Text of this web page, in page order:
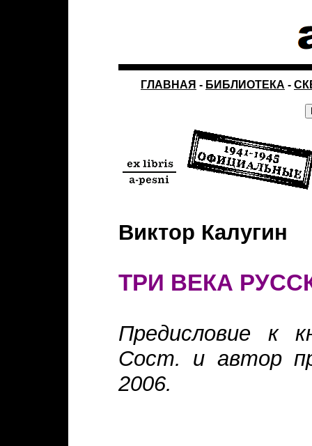
ГЛАВНАЯ - БИБЛИОТЕКА -
Виктор Калугин
ТРИ ВЕКА
Предисловие к
Сост. и автор
2006.